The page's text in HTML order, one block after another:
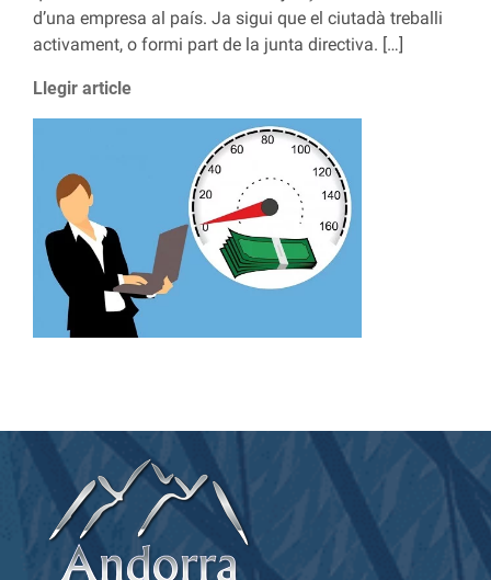
d’una empresa al país. Ja sigui que el ciutadà treballi
activament, o formi part de la junta directiva. […]
Llegir article